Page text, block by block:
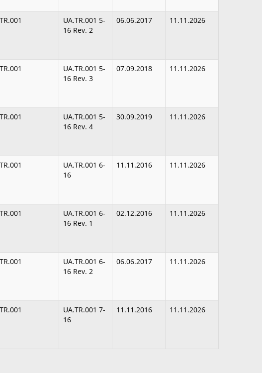
UA.TR.001 5-
16 Rev. 2
06.06.2017 11.11.2026
UA.TR.001 5-
16 Rev. 3
07.09.2018 11.11.2026
UA.TR.001 5-
16 Rev. 4
30.09.2019 11.11.2026
UA.TR.001 6-
16
11.11.2016 11.11.2026
UA.TR.001 6-
16 Rev. 1
02.12.2016 11.11.2026
UA.TR.001 6-
16 Rev. 2
06.06.2017 11.11.2026
UA.TR.001 7-
16
11.11.2016 11.11.2026